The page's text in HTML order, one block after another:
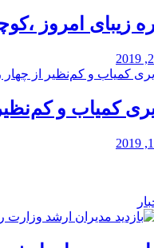
زیبای امروز
کمیاب و کم‌نظیر از